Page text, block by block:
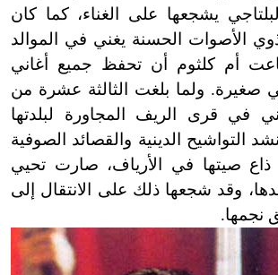
يشجعها على الغناء، كما كان
الأصوات الحسنة يغني في الموالد
أم كلثوم أن تحفظ جميع أغاني
صغيرة. ولما بلغت الثالثة عشرة من
في قرى الريف المجاورة لبلدتها
التواشيح الدينية والقصائد الصوفية
ذاع صيتها في الأرياف، صارت تحيي
وقد شجعها ذلك على الانتقال إلى
نجمها.